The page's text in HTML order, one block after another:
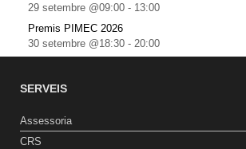
29 setembre @09:00 - 13:00
Premis PIMEC 2026
30 setembre @18:30 - 20:00
SERVEIS
Assessoria
CRS